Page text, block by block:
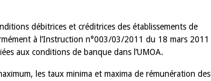
débitrices et créditrices des établissements de
à l’Instruction n°003/03/2011 du 18 mars 2011
aux conditions de banque dans l’UMOA.
les taux minima et maxima de rémunération des